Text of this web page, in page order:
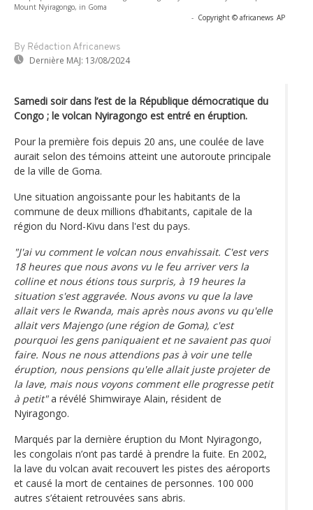
Mount Nyiragongo, in Goma
- Copyright © africanews AP
By Rédaction Africanews
Dernière MAJ: 13/08/2024
Samedi soir dans l’est de la République démocratique du
Congo ; le volcan Nyiragongo est entré en éruption.
Pour la première fois depuis 20 ans, une coulée de lave
aurait selon des témoins atteint une autoroute principale
de la ville de Goma.
Une situation angoissante pour les habitants de la
commune de deux millions d’habitants, capitale de la
région du Nord-Kivu dans l'est du pays.
"J'ai vu comment le volcan nous envahissait. C'est vers
18 heures que nous avons vu le feu arriver vers la
colline et nous étions tous surpris, à 19 heures la
situation s'est aggravée. Nous avons vu que la lave
allait vers le Rwanda, mais après nous avons vu qu'elle
allait vers Majengo (une région de Goma), c'est
pourquoi les gens paniquaient et ne savaient pas quoi
faire. Nous ne nous attendions pas à voir une telle
éruption, nous pensions qu'elle allait juste projeter de
la lave, mais nous voyons comment elle progresse petit
à petit"a révélé Shimwiraye Alain, résident de
Nyiragongo.
Marqués par la dernière éruption du Mont Nyiragongo,
les congolais n’ont pas tardé à prendre la fuite. En 2002,
la lave du volcan avait recouvert les pistes des aéroports
et causé la mort de centaines de personnes. 100 000
autres s’étaient retrouvées sans abris.